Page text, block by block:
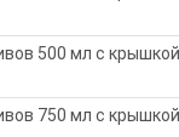
500 мл с
750 мл с